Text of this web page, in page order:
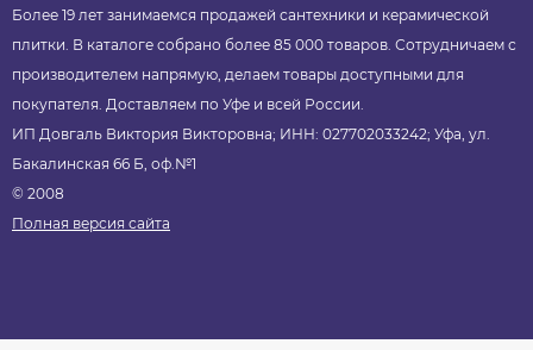
Более 19 лет занимаемся продажей сантехники и керамической
плитки. В каталоге собрано более 85 000 товаров. Сотрудничаем с
производителем напрямую, делаем товары доступными для
покупателя. Доставляем по Уфе и всей России.
ИП Довгаль Виктория Викторовна; ИНН: 027702033242; Уфа, ул.
Бакалинская 66 Б, оф.№1
© 2008
Полная версия сайта